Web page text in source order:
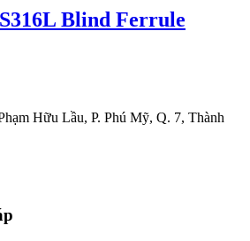
Blind Ferrule
Hữu Lầu, P. Phú Mỹ, Q. 7, Thành